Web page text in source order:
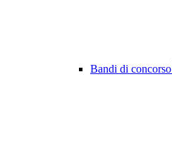
Bandi di concorso